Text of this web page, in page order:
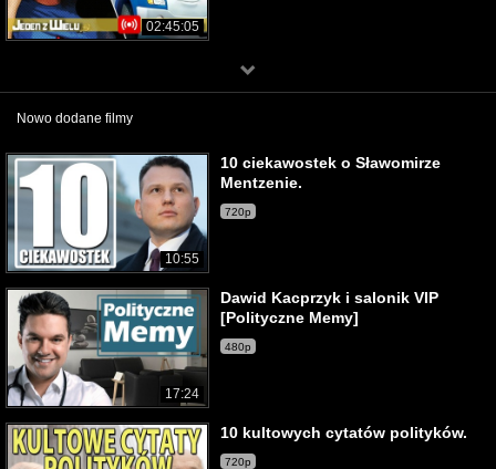
02:45:05
Nowo dodane filmy
10:55
10 ciekawostek o Sławomirze
Mentzenie.
720p
17:24
Dawid Kacprzyk i salonik VIP
[Polityczne Memy]
480p
10 kultowych cytatów polityków.
720p